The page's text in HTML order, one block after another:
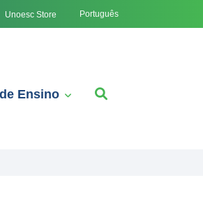
Unoesc Store Português
Ensino